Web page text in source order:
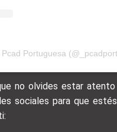
Portuguesa
no olvides estar
sociales para que